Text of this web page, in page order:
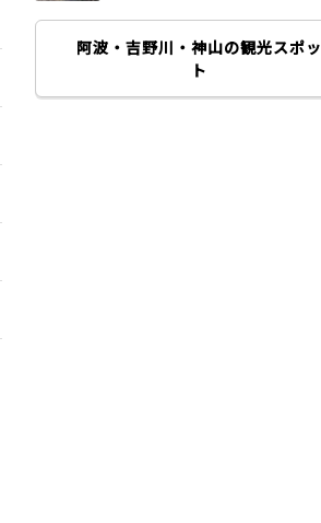
阿波・吉野川・神山の観光スポッ
ト